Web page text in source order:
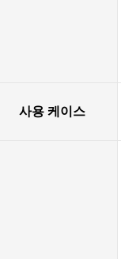
사용 케이스